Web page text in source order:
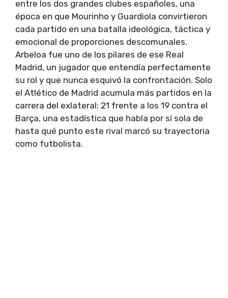
entre los dos grandes clubes españoles, una
época en que Mourinho y Guardiola convirtieron
cada partido en una batalla ideológica, táctica y
emocional de proporciones descomunales.
Arbeloa fue uno de los pilares de ese Real
Madrid, un jugador que entendía perfectamente
su rol y que nunca esquivó la confrontación. Solo
el Atlético de Madrid acumula más partidos en la
carrera del exlateral: 21 frente a los 19 contra el
Barça, una estadística que habla por sí sola de
hasta qué punto este rival marcó su trayectoria
como futbolista.